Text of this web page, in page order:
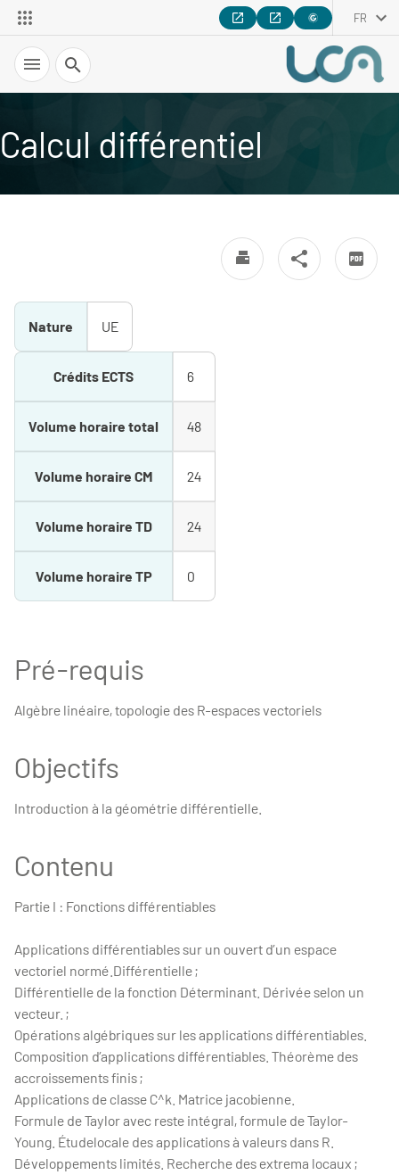
FR
Recherche
Calcul différentiel
Nature UE
Crédits ECTS 6
Volume horaire total 48
Volume horaire CM 24
Volume horaire TD 24
Volume horaire TP 0
Pré-requis
Algèbre linéaire, topologie des R-espaces vectoriels
Objectifs
Introduction à la géométrie différentielle.
Contenu
Partie I : Fonctions différentiables
Applications différentiables sur un ouvert d’un espace
vectoriel normé.Différentielle ;
Différentielle de la fonction Déterminant. Dérivée selon un
vecteur. ;
Opérations algébriques sur les applications différentiables.
Composition d’applications différentiables. Théorème des
accroissements finis ;
Applications de classe C^k. Matrice jacobienne.
Formule de Taylor avec reste intégral, formule de Taylor-
Young. Étudelocale des applications à valeurs dans R.
Développements limités. Recherche des extrema locaux ;